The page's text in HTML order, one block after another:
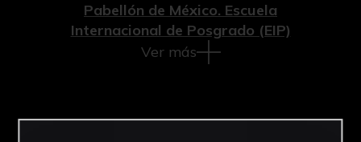
Pabellón de México. Escuela
Internacional de Posgrado (EIP)
Ver más